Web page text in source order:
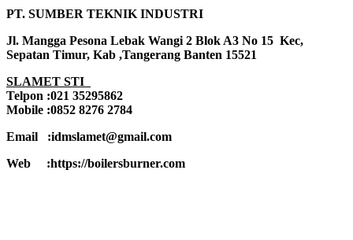
PT. SUMBER TEKNIK INDUSTRI
Jl. Mangga Pesona Lebak Wangi 2 Blok A3 No 15 Kec,
Sepatan Timur, Kab ,Tangerang Banten 15521
SLAMET STI
Telpon :021 35295862
Mobile :0852 8276 2784
Email :idmslamet@gmail.com
Web :https://boilersburner.com